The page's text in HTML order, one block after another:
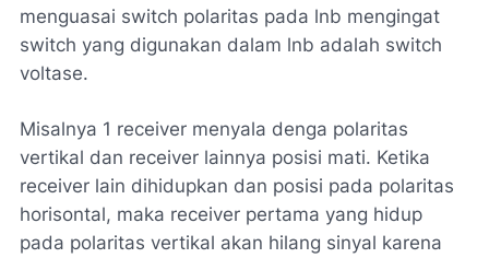
menguasai switch polaritas pada lnb mengingat
switch yang digunakan dalam lnb adalah switch
voltase.
Misalnya 1 receiver menyala denga polaritas
vertikal dan receiver lainnya posisi mati. Ketika
receiver lain dihidupkan dan posisi pada polaritas
horisontal, maka receiver pertama yang hidup
pada polaritas vertikal akan hilang sinyal karena